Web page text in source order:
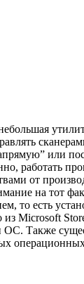
или
работать
от
на тот
то есть
из Microsoft
ОС. Также